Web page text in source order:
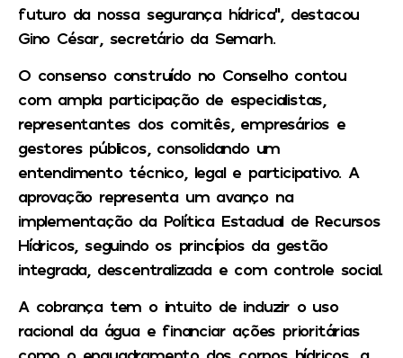
futuro da nossa segurança hídrica”, destacou
Gino César, secretário da Semarh.
O consenso construído no Conselho contou
com ampla participação de especialistas,
representantes dos comitês, empresários e
gestores públicos, consolidando um
entendimento técnico, legal e participativo. A
aprovação representa um avanço na
implementação da Política Estadual de Recursos
Hídricos, seguindo os princípios da gestão
integrada, descentralizada e com controle social.
A cobrança tem o intuito de induzir o uso
racional da água e financiar ações prioritárias